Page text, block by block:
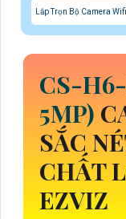
Lắp Trọn Bộ Camera
CS-
5MP)
SẮC
CHẤT
EZVIZ